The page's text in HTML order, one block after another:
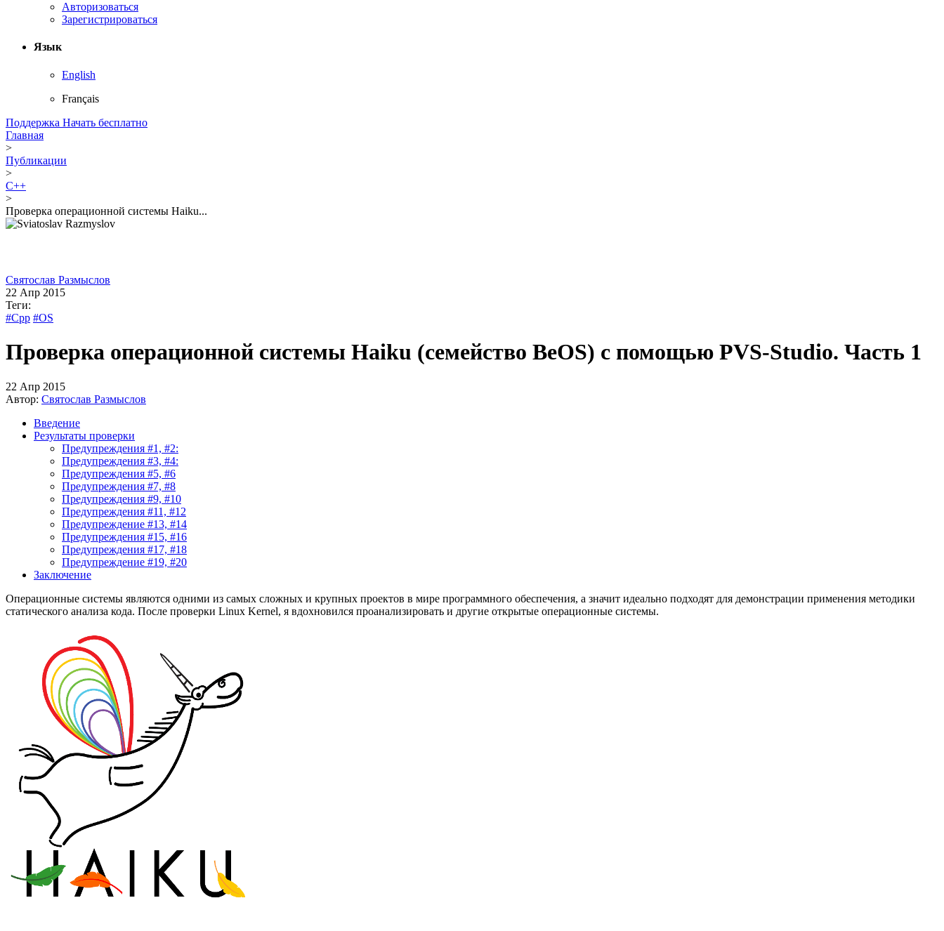
Авторизоваться
Зарегистрироваться
Язык
English
Français
Поддержка Начать бесплатно
Главная
>
Публикации
>
C++
>
Проверка операционной системы Haiku...
Святослав Размыслов
22 Апр 2015
Теги:
#Cpp #OS
Проверка операционной системы Haiku (семейство BeOS) с помощью PVS-Studio. Часть 1
22 Апр 2015
Автор: Святослав Размыслов
Введение
Результаты проверки
Предупреждения #1, #2:
Предупреждения #3, #4:
Предупреждения #5, #6
Предупреждения #7, #8
Предупреждения #9, #10
Предупреждения #11, #12
Предупреждение #13, #14
Предупреждения #15, #16
Предупреждения #17, #18
Предупреждение #19, #20
Заключение
Операционные системы являются одними из самых сложных и крупных проектов в мире программного обеспечения, а значит идеально подходят для демонстрации применения методики
статического анализа кода. После проверки Linux Kernel, я вдохновился проанализировать и другие открытые операционные системы.